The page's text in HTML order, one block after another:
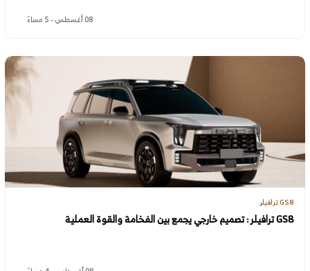
08 أغسطس - 5 مساءً
GS8 ترافيلر
GS8 ترافيلر : تصميم خارجي يجمع بين الفخامة والقوة العملية